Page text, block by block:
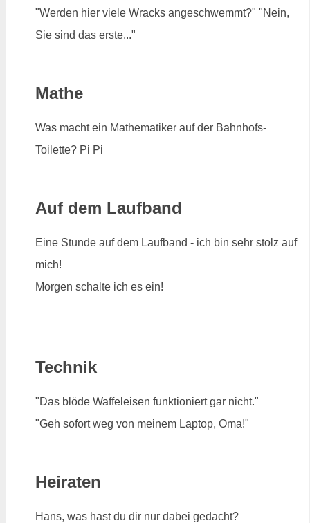
"Werden hier viele Wracks angeschwemmt?" "Nein,
Sie sind das erste..."
Mathe
Was macht ein Mathematiker auf der Bahnhofs-
Toilette? Pi Pi
Auf dem Laufband
Eine Stunde auf dem Laufband - ich bin sehr stolz auf
mich!
Morgen schalte ich es ein!
Technik
"Das blöde Waffeleisen funktioniert gar nicht."
"Geh sofort weg von meinem Laptop, Oma!"
Heiraten
Hans, was hast du dir nur dabei gedacht?